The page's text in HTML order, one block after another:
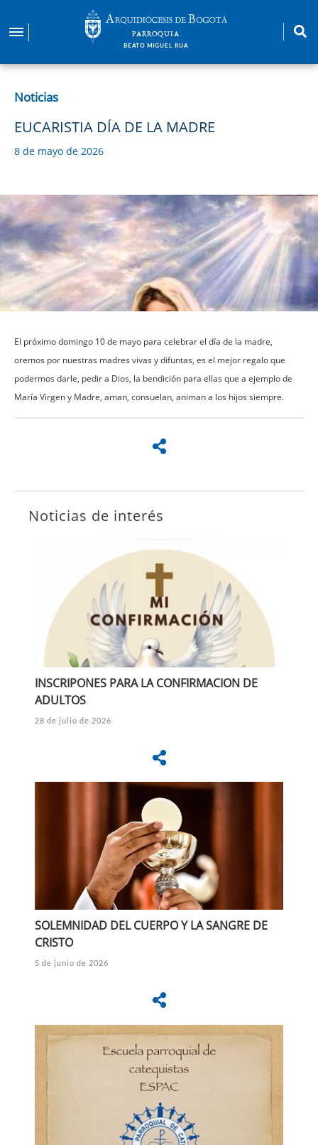
contenido
PARROQUIA
BEATO MIGUEL RUA
Noticias
EUCARISTIA DÍA DE LA MADRE
8 de mayo de 2026
El próximo domingo 10 de mayo para celebrar el día de la madre,
oremos por nuestras madres vivas y difuntas, es el mejor regalo que
podermos darle, pedir a Dios, la bendición para ellas que a ejemplo de
María Virgen y Madre, aman, consuelan, animan a los hijos siempre.
Noticias de interés
INSCRIPONES PARA LA CONFIRMACION DE
ADULTOS
28 de julio de 2026
SOLEMNIDAD DEL CUERPO Y LA SANGRE DE
CRISTO
5 de junio de 2026